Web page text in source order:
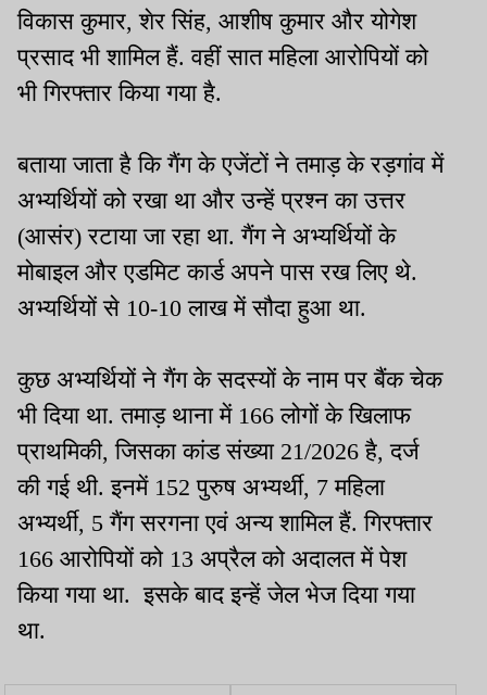
विकास कुमार, शेर सिंह, आशीष कुमार और योगेश
प्रसाद भी शामिल हैं. वहीं सात महिला आरोपियों को
भी गिरफ्तार किया गया है.
बताया जाता है कि गैंग के एजेंटों ने तमाड़ के रड़गांव में
अभ्यर्थियों को रखा था और उन्हें प्रश्न का उत्तर
(आसंर) रटाया जा रहा था. गैंग ने अभ्यर्थियों के
मोबाइल और एडमिट कार्ड अपने पास रख लिए थे.
अभ्यर्थियों से 10-10 लाख में सौदा हुआ था.
कुछ अभ्यर्थियों ने गैंग के सदस्यों के नाम पर बैंक चेक
भी दिया था. तमाड़ थाना में 166 लोगों के खिलाफ
प्राथमिकी, जिसका कांड संख्या 21/2026 है, दर्ज
की गई थी. इनमें 152 पुरुष अभ्यर्थी, 7 महिला
अभ्यर्थी, 5 गैंग सरगना एवं अन्य शामिल हैं. गिरफ्तार
166 आरोपियों को 13 अप्रैल को अदालत में पेश
किया गया था. इसके बाद इन्हें जेल भेज दिया गया
था.